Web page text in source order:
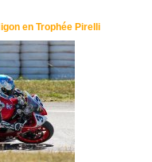
en Trophée Pirelli